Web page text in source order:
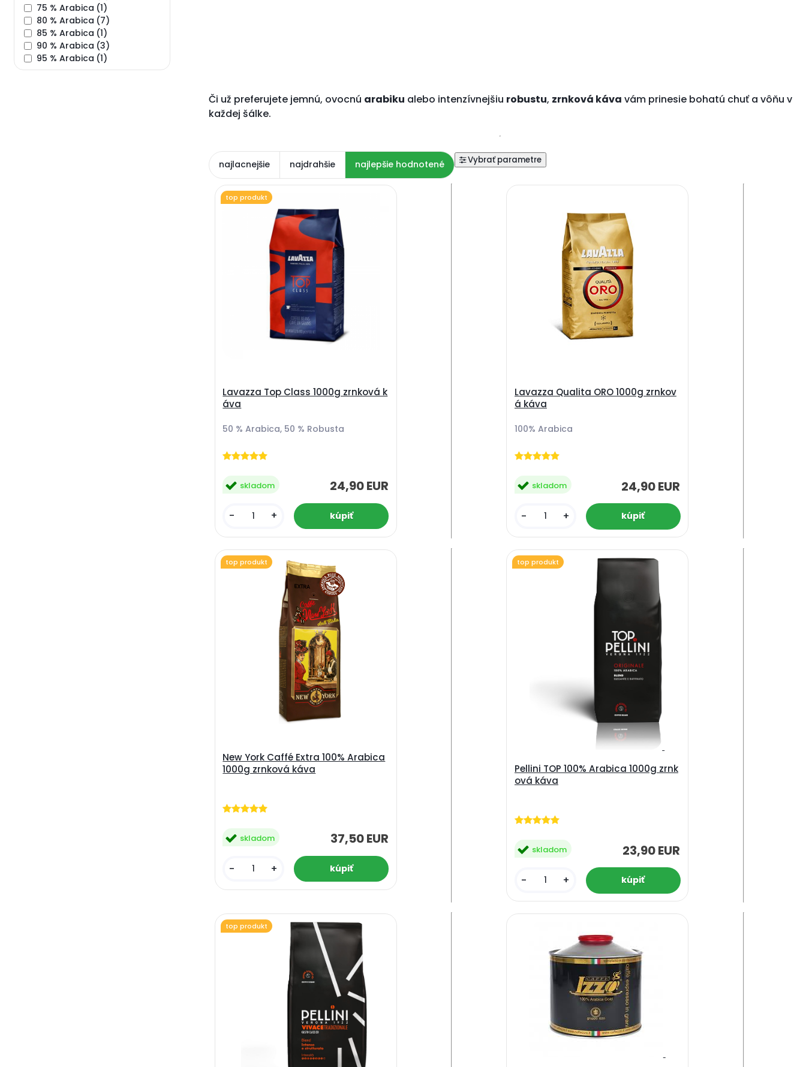
Či už preferujete jemnú, ovocnú arabiku alebo intenzívnejšiu robustu, zrnková káva vám prinesie bohatú chuť a vôňu v
každej šálke.
75 % Arabica (1)
80 % Arabica (7)
85 % Arabica (1)
90 % Arabica (3)
95 % Arabica (1)
najlacnejšie najdrahšie najlepšie hodnotené
Lavazza Top Class 1000g zrnková k
áva
50 % Arabica, 50 % Robusta
24,90 EUR
skladom
- +
top produkt
Lavazza Qualita ORO 1000g zrnkov
á káva
100% Arabica
24,90 EUR
skladom
- +
New York Caffé Extra 100% Arabica
1000g zrnková káva
37,50 EUR
skladom
- +
top produkt
Pellini TOP 100% Arabica 1000g zrnk
ová káva
23,90 EUR
skladom
- +
top produkt
top produkt